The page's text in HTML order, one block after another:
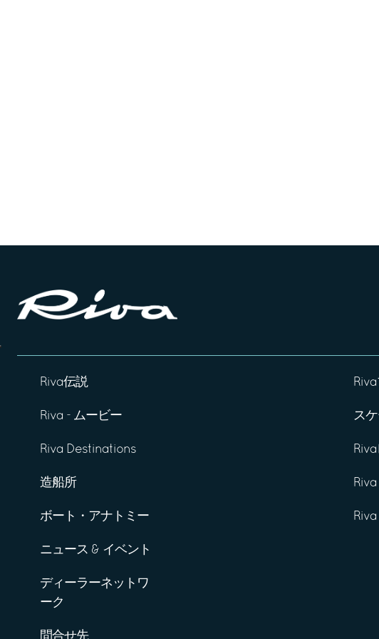
Riva伝説
Riva - ムービー
Riva Destinations
造船所
ボート・アナトミー
ニュース & イベント
ディーラーネットワ
ーク
問合せ先
ス